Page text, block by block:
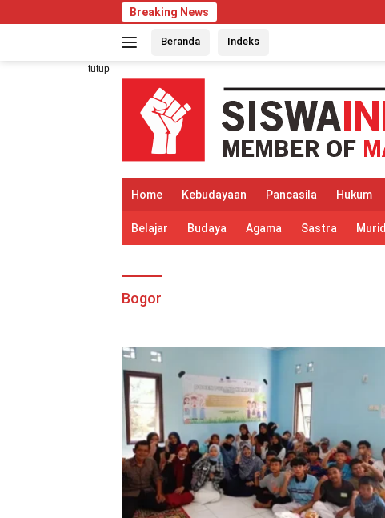
ke
Breaking News
Beranda Indeks
tutup
Home Kebudayaan Pancasila Hukum
Belajar Budaya Agama Sastra Murid
Bogor